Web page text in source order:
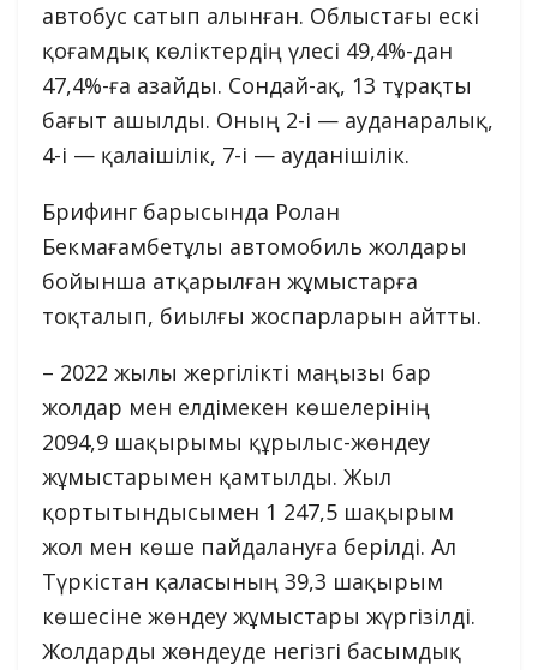
автобус сатып алынған. Облыстағы ескі
қоғамдық көліктердің үлесі 49,4%-дан
47,4%-ға азайды. Сондай-ақ, 13 тұрақты
бағыт ашылды. Оның 2-і — ауданаралық,
4-і — қалаішілік, 7-і — ауданішілік.
Брифинг барысында Ролан
Бекмағамбетұлы автомобиль жолдары
бойынша атқарылған жұмыстарға
тоқталып, биылғы жоспарларын айтты.
– 2022 жылы жергілікті маңызы бар
жолдар мен елдімекен көшелерінің
2094,9 шақырымы құрылыс-жөндеу
жұмыстарымен қамтылды. Жыл
қортытындысымен 1 247,5 шақырым
жол мен көше пайдалануға берілді. Ал
Түркістан қаласының 39,3 шақырым
көшесіне жөндеу жұмыстары жүргізілді.
Жолдарды жөндеуде негізгі басымдық